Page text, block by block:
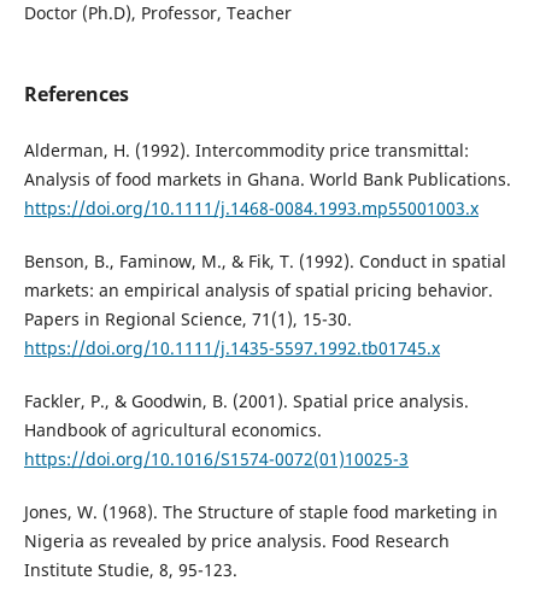
Doctor (Ph.D), Professor, Teacher
References
Alderman, H. (1992). Intercommodity price transmittal:
Analysis of food markets in Ghana. World Bank Publications.
https://doi.org/10.1111/j.1468-0084.1993.mp55001003.x
Benson, B., Faminow, M., & Fik, T. (1992). Conduct in spatial
markets: an empirical analysis of spatial pricing behavior.
Papers in Regional Science, 71(1), 15-30.
https://doi.org/10.1111/j.1435-5597.1992.tb01745.x
Fackler, P., & Goodwin, B. (2001). Spatial price analysis.
Handbook of agricultural economics.
https://doi.org/10.1016/S1574-0072(01)10025-3
Jones, W. (1968). The Structure of staple food marketing in
Nigeria as revealed by price analysis. Food Research
Institute Studie, 8, 95-123.